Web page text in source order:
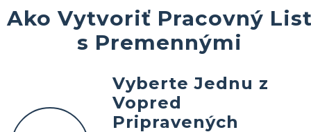
Ako Vytvoriť Pracovný
s Premennými
Vyberte Jednu z
Vopred
Pripravených